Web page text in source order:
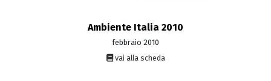
Ambiente Italia 2010
febbraio 2010
vai alla scheda